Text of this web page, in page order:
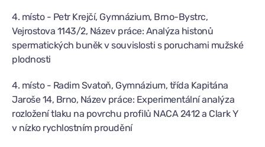
4. místo - Petr Krejčí, Gymnázium, Brno-Bystrc,
Vejrostova 1143/2, Název práce: Analýza histonů
spermatických buněk v souvislosti s poruchami mužské
plodnosti
4. místo - Radim Svatoň, Gymnázium, třída Kapitána
Jaroše 14, Brno, Název práce: Experimentální analýza
rozložení tlaku na povrchu profilů NACA 2412 a Clark Y
v nízko rychlostním proudění